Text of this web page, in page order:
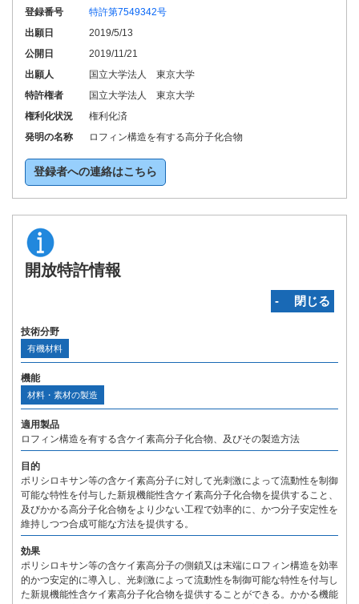
登録番号
特許第7549342号
出願日
2019/5/13
公開日
2019/11/21
出願人
国立大学法人 東京大学
特許権者
国立大学法人 東京大学
権利化状況
権利化済
発明の名称
ロフィン構造を有する高分子化合物
登録者への連絡はこちら
開放特許情報
‐ 閉じる
技術分野
有機材料
機能
材料・素材の製造
適用製品
ロフィン構造を有する含ケイ素高分子化合物、及びその製造方法
目的
ポリシロキサン等の含ケイ素高分子に対して光刺激によって流動性を制御
可能な特性を付与した新規機能性含ケイ素高分子化合物を提供すること、
及びかかる高分子化合物をより少ない工程で効率的に、かつ分子安定性を
維持しつつ合成可能な方法を提供する。
効果
ポリシロキサン等の含ケイ素高分子の側鎖又は末端にロフィン構造を効率
的かつ安定的に導入し、光刺激によって流動性を制御可能な特性を付与し
た新規機能性含ケイ素高分子化合物を提供することができる。かかる機能